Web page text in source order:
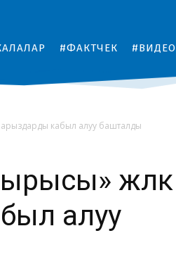
#ФАКТЧЕК #ВИДЕО
арыздарды кабыл алуу башталды
жөлөк
алуу